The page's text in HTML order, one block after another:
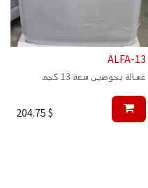
ALFA-13
غسالة بحوضين سعة 13 كجم
$
204.75